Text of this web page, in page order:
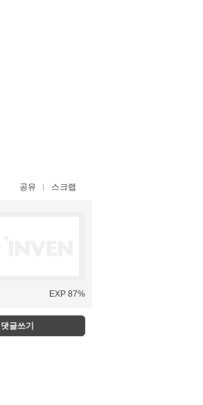
공유 스크랩
EXP 87%
댓글쓰기